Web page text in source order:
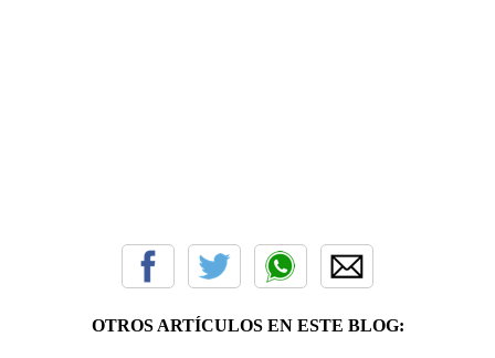
OTROS ARTÍCULOS EN ESTE BLOG: